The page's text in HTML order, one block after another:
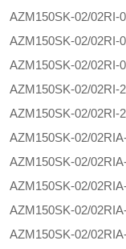
AZM150SK-02/02RI-
AZM150SK-02/02RI-
AZM150SK-02/02RI-
AZM150SK-02/02RI-
AZM150SK-02/02RI-
AZM150SK-02/
AZM150SK-02/
AZM150SK-02/
AZM150SK-02/
AZM150SK-02/